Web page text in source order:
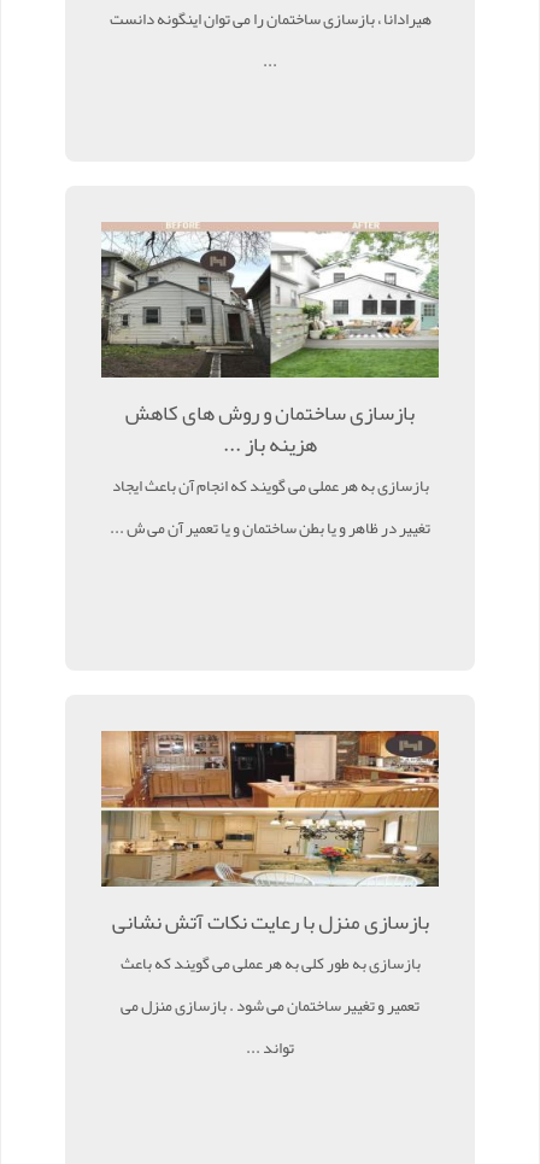
هیرادانا ، بازسازی ساختمان را می توان اینگونه دانست
...
بازسازی ساختمان و روش های کاهش
هزینه باز ...
بازسازی به هر عملی می گویند که انجام آن باعث ایجاد
تغییر در ظاهر و یا بطن ساختمان و یا تعمیر آن می ش ...
بازسازی منزل با رعایت نکات آتش نشانی
بازسازی به طور کلی به هر عملی می گویند که باعث
تعمیر و تغییر ساختمان می شود . بازسازی منزل می
تواند ...